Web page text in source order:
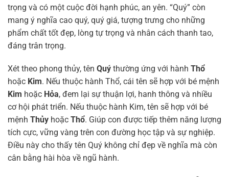
trọng và có một cuộc đời hạnh phúc, an yên. “Quý” còn
mang ý nghĩa cao quý, quý giá, tượng trưng cho những
phẩm chất tốt đẹp, lòng tự trọng và nhân cách thanh tao,
đáng trân trọng.
Xét theo phong thủy, tên Quý thường ứng với hành Thổ
hoặc Kim. Nếu thuộc hành Thổ, cái tên sẽ hợp với bé mệnh
Kim hoặc Hỏa, đem lại sự thuận lợi, hanh thông và nhiều
cơ hội phát triển. Nếu thuộc hành Kim, tên sẽ hợp với bé
mệnh Thủy hoặc Thổ. Giúp con được tiếp thêm năng lượng
tích cực, vững vàng trên con đường học tập và sự nghiệp.
Điều này cho thấy tên Quý không chỉ đẹp về nghĩa mà còn
cân bằng hài hòa về ngũ hành.